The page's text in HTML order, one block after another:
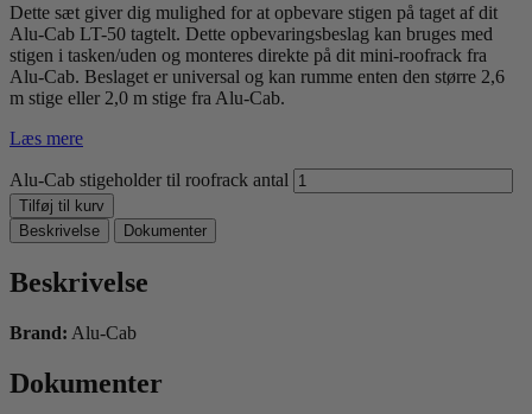
Dette sæt giver dig mulighed for at opbevare stigen på taget af dit
Alu-Cab LT-50 tagtelt. Dette opbevaringsbeslag kan bruges med
stigen i tasken/uden og monteres direkte på dit mini-roofrack fra
Alu-Cab. Beslaget er universal og kan rumme enten den større 2,6
m stige eller 2,0 m stige fra Alu-Cab.
Læs mere
Alu-Cab stigeholder til roofrack antal
Tilføj til kurv
Beskrivelse
Dokumenter
Beskrivelse
Brand: Alu-Cab
Dokumenter